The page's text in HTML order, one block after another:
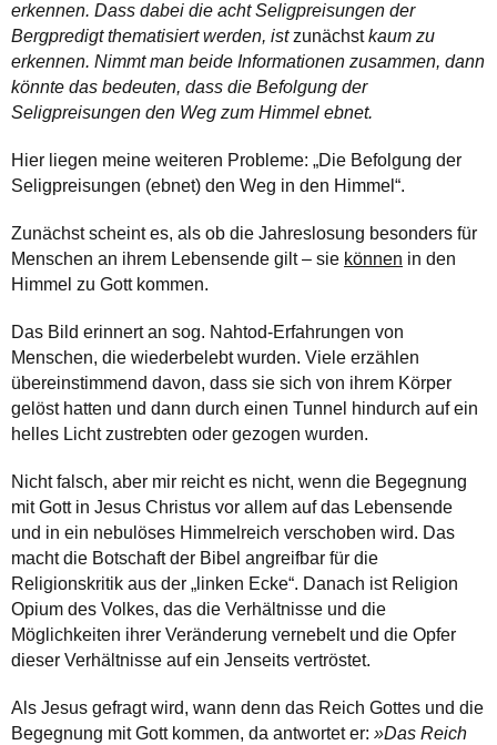
erkennen. Dass dabei die acht Seligpreisungen der
Bergpredigt thematisiert werden, istzunächstkaum zu
erkennen. Nimmt man beide Informationen zusammen, dann
könnte das bedeuten, dass die Befolgung der
Seligpreisungen den Weg zum Himmel ebnet.
Hier liegen meine weiteren Probleme: „Die Befolgung der
Seligpreisungen (ebnet) den Weg in den Himmel“.
Zunächst scheint es, als ob die Jahreslosung besonders für
Menschen an ihrem Lebensende gilt – sie können in den
Himmel zu Gott kommen.
Das Bild erinnert an sog. Nahtod-Erfahrungen von
Menschen, die wiederbelebt wurden. Viele erzählen
übereinstimmend davon, dass sie sich von ihrem Körper
gelöst hatten und dann durch einen Tunnel hindurch auf ein
helles Licht zustrebten oder gezogen wurden.
Nicht falsch, aber mir reicht es nicht, wenn die Begegnung
mit Gott in Jesus Christus vor allem auf das Lebensende
und in ein nebulöses Himmelreich verschoben wird. Das
macht die Botschaft der Bibel angreifbar für die
Religionskritik aus der „linken Ecke“. Danach ist Religion
Opium des Volkes, das die Verhältnisse und die
Möglichkeiten ihrer Veränderung vernebelt und die Opfer
dieser Verhältnisse auf ein Jenseits vertröstet.
Als Jesus gefragt wird, wann denn das Reich Gottes und die
Begegnung mit Gott kommen, da antwortet er: »Das Reich